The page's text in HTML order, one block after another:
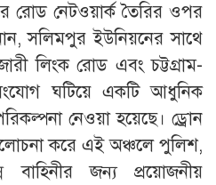
নেটওয়ার্ক তৈরির ওপর
সলিমপুর ইউনিয়নের সাথে
লিংক রোড এবং চট্টগ্রাম-
ঘটিয়ে একটি আধুনিক
নেওয়া হয়েছে। ড্রোন
করে এই অঞ্চলে পুলিশ,
বাহিনীর জন্য প্রয়োজনীয়